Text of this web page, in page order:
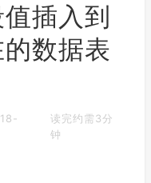
插入到
数据表
读完约需3分
钟